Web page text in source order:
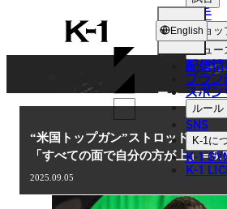
K-
1
English
選手
ショッ
ニュー
配信
ブラン
スポン
ルール
SNS
K-1に
K-1
K-1
NEWS
ニュース
“米国トップガン”ストロッドマン
「すべての面で自分の方が上」＝
2025.09.05